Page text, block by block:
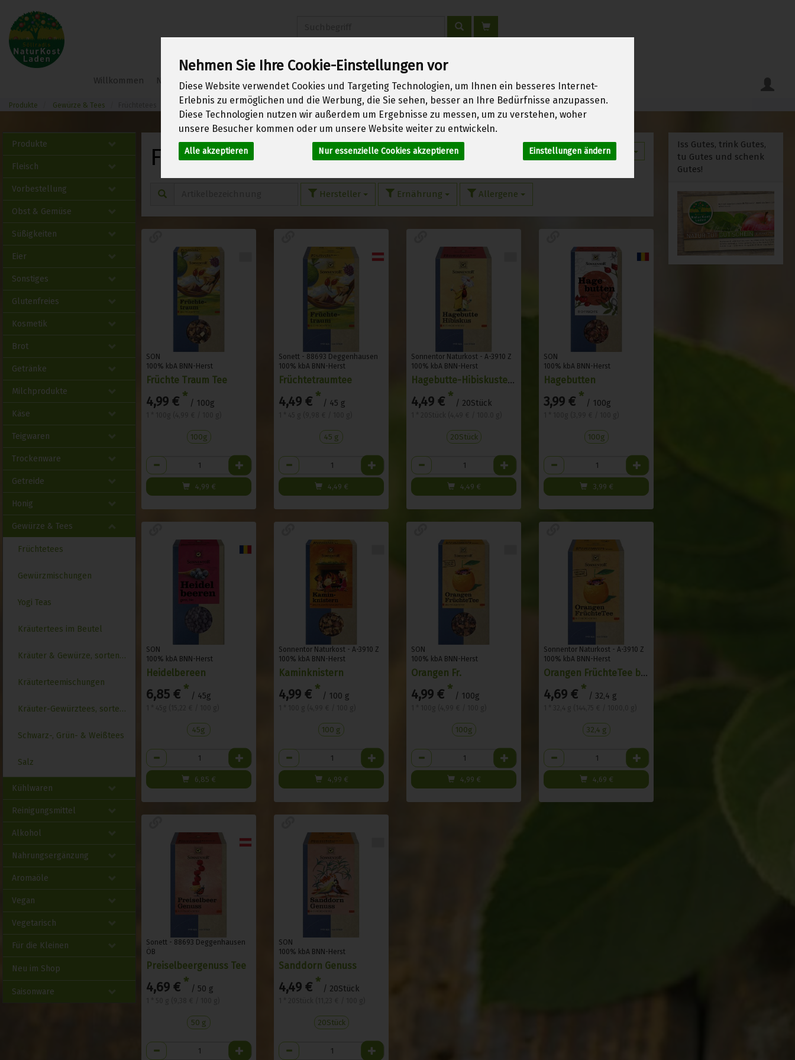
Nehmen Sie Ihre Cookie-Einstellungen vor
Diese Website verwendet Cookies und Targeting Technologien, um Ihnen ein besseres Internet-
Erlebnis zu ermöglichen und die Werbung, die Sie sehen, besser an Ihre Bedürfnisse anzupassen.
Diese Technologien nutzen wir außerdem um Ergebnisse zu messen, um zu verstehen, woher
unsere Besucher kommen oder um unsere Website weiter zu entwickeln.
Alle akzeptieren Nur essenzielle Cookies akzeptieren Einstellungen ändern
Webshop
Willkommen Neu im Shop Frühlingserwachen Über uns Kontakt Warenkorb Login
Produkte Gewürze & Tees
Produkte
Fleisch
Vorbestellung
Obst & Gemüse
Süßigkeiten
Eier
Sonstiges
Glutenfreies
Kosmetik
Brot
Getränke
Milchprodukte
Käse
Teigwaren
Trockenware
Getreide
Honig
Gewürze & Tees
Früchtetees
Gewürzmischungen
Yogi Teas
Kräutertees im Beutel
Kräuter & Gewürze, sortenrein
Kräuterteemischungen
Kräuter-Gewürztees, sortenrein
Schwarz-, Grün- & Weißtees
Salz
Kühlwaren
Reinigungsmittel
Alkohol
Nahrungsergänzung
Aromaöle
Vegan
Vegetarisch
Für die Kleinen
Neu im Shop
Saisonware
Früchtetees 10 von 1970
Hersteller Ernährung Allergene
SON
100% kbA BNN-Herst
Früchte Traum Tee
4,99 € * / 100g
100g
Anzahl
4,99 €
Sonett - 88693 Deggenhausen
100% kbA BNN-Herst
Früchtetraumtee
4,49 € * / 45 g
45 g
Anzahl
4,49 €
Sonnentor Naturkost - A-3910 Z
100% kbA BNN-Herst
Hagebutte-Hibiskustee Aufg.
4,49 € * / 20Stück
20Stück
Anzahl
4,49 €
SON
100% kbA BNN-Herst
Hagebutten
3,99 € * / 100g
100g
Anzahl
3,99 €
SON
100% kbA BNN-Herst
Heidelbereen
6,85 € * / 45g
45g
Anzahl
6,85 €
Sonnentor Naturkost - A-3910 Z
100% kbA BNN-Herst
Kaminknistern
4,99 € * / 100 g
100 g
Anzahl
4,99 €
SON
100% kbA BNN-Herst
Orangen Fr.
4,99 € * / 100g
100g
Anzahl
4,99 €
Sonnentor Naturkost - A-3910 Z
100% kbA BNN-Herst
Orangen FrüchteTee bio 32,4 g, Doppelkammerbeutel
4,69 € * / 32,4 g
32,4 g
Anzahl
4,69 €
Sonett - 88693 Deggenhausen
ÖB
Preiselbeergenuss Tee
4,69 € * / 50 g
50 g
Anzahl
SON
100% kbA BNN-Herst
Sanddorn Genuss
4,49 € * / 20Stück
20Stück
Anzahl
Iss Gutes, trink Gutes,
tu Gutes und schenk
Gutes!